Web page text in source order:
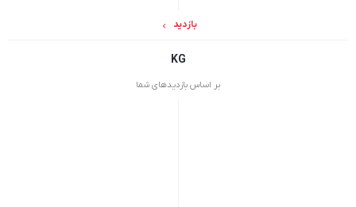
بررسی جامع بلبرینگ کشاورزی در ایران
بازدید
KG
بر اساس بازدیدهای شما